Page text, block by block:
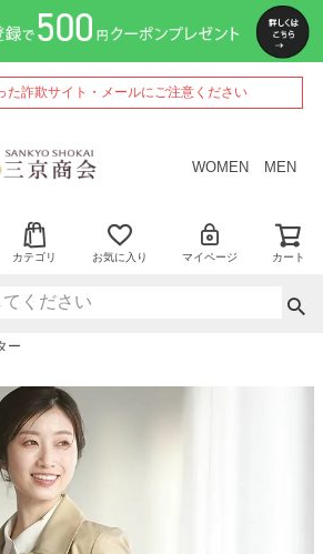
た詐欺サイト・メールにご注意ください
WOMEN MEN
カテゴリ お気に入り マイページ カート
ー
ペー
ジト
ップ
へ